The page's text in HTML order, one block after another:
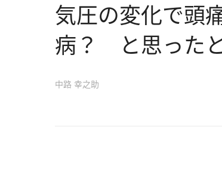
気圧の変化で頭
病？ と思った
中路 幸之助